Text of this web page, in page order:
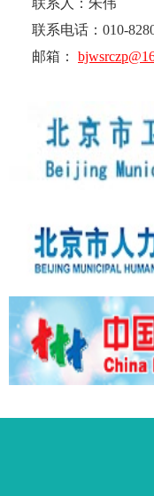
联系人：朱
联系电话：010-
邮箱：